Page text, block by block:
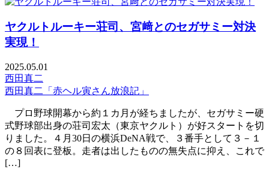
ヤクルトルーキー荘司、宮﨑とのセガサミー対決
実現！
2025.05.01
西田真二
西田真二「赤ヘル寅さん放浪記」
プロ野球開幕から約１カ月が経ちましたが、セガサミー硬
式野球部出身の荘司宏太（東京ヤクルト）が好スタートを切
りました。４月30日の横浜DeNA戦で、３番手として３－１
の８回表に登板。走者は出したものの無失点に抑え、これで
[…]